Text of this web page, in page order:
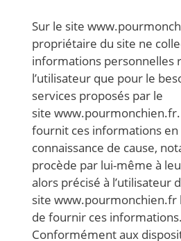
Sur le site
propriétaire du site ne
informations personnelles
l’utilisateur que pour le
services proposés par le
site www.pourmonchien.fr.
fournit ces informations
connaissance de cause,
procède par lui-même à
alors précisé à l’utilisateur
site www.pourmonchien.fr
de fournir ces informations.
Conformément aux